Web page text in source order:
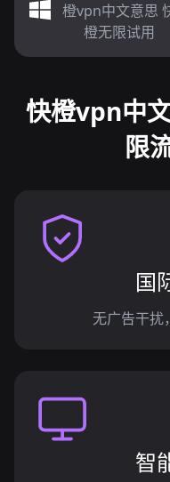
橙vpn中文意思
橙无限试用
快橙vpn中
限
国
无广告干扰
智